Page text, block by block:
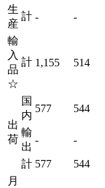
生
産
計 - -
輸
入
品
☆
計 1,155 514
出
荷
国
内
577 544
輸
出
- -
計 577 544
月